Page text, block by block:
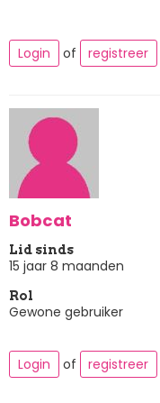
Login
of registreer
Bobcat
Lid sinds
15 jaar 8 maanden
Rol
Gewone gebruiker
Login of registreer